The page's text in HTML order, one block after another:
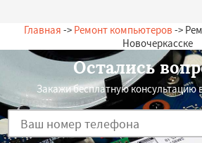
Главная -> Ремонт компьютеров ->
Новочеркасске
Остались
Закажи бесплатную консультацию